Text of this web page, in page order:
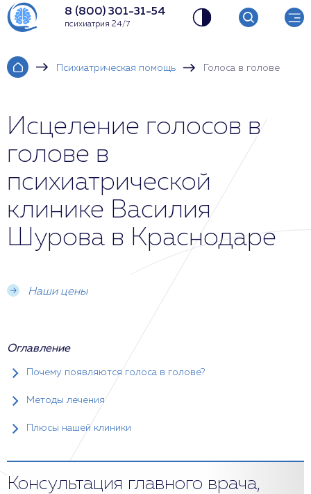
8 (800) 301-31-54
психиатрия 24/7
Психиатрическая помощь Голоса в голове
Исцеление голосов в
голове в
психиатрической
клинике Василия
Шурова в Краснодаре
Наши цены
Оглавление
Почему появляются голоса в голове?
Методы лечения
Плюсы нашей клиники
Консультация главного врача,